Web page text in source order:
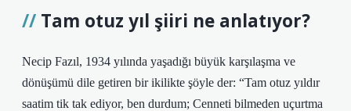
Tam otuz yıl şiiri ne anlatıyor?
Necip Fazıl, 1934 yılında yaşadığı büyük karşılaşma ve
dönüşümü dile getiren bir ikilikte şöyle der: “Tam otuz yıldır
saatim tik tak ediyor, ben durdum; Cenneti bilmeden uçurtma